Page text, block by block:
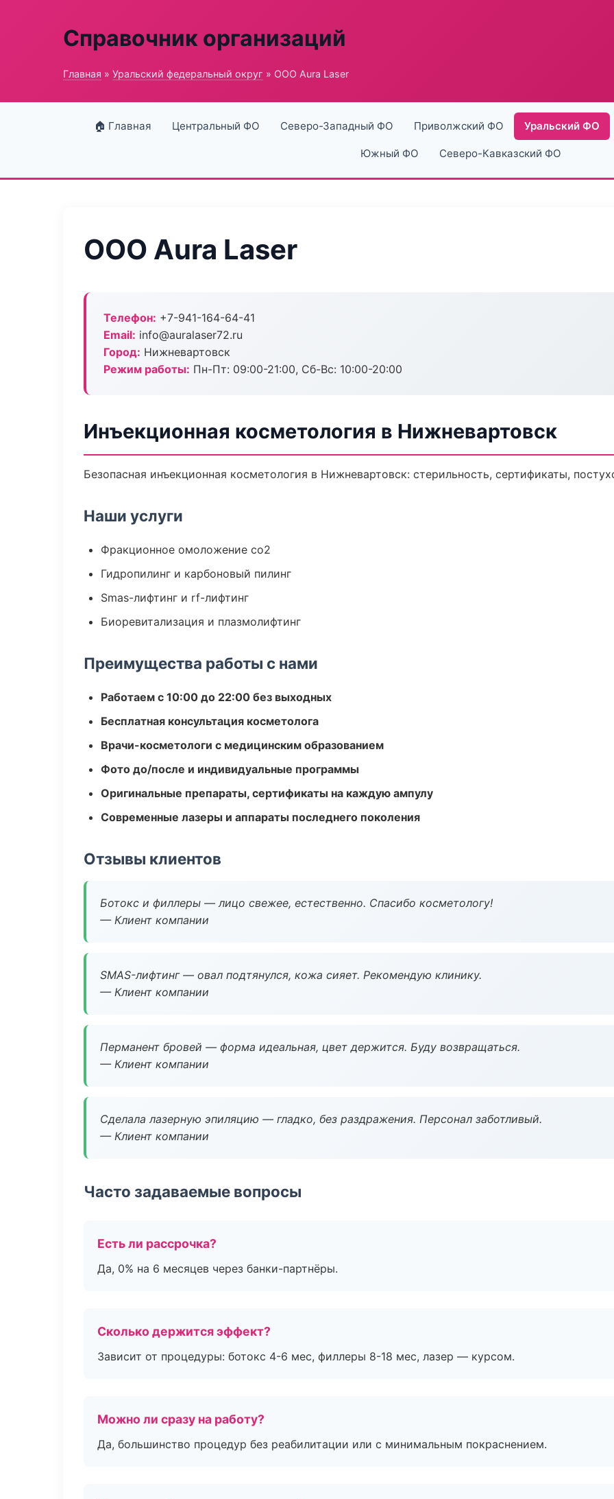
Справочник организаций
Главная » Уральский федеральный округ » ООО Aura Laser
🏠 Главная Центральный ФО Северо-Западный ФО Приволжский ФО Уральский ФО
Южный ФО Северо-Кавказский ФО
ООО Aura Laser
Телефон: +7-941-164-64-41
Email: info@auralaser72.ru
Город: Нижневартовск
Режим работы: Пн-Пт: 09:00-21:00, Сб-Вс: 10:00-20:00
Инъекционная косметология в Нижневартовск
Безопасная инъекционная косметология в Нижневартовск: стерильность, сертификаты,
Наши услуги
Фракционное омоложение co2
Гидропилинг и карбоновый пилинг
Smas-лифтинг и rf-лифтинг
Биоревитализация и плазмолифтинг
Преимущества работы с нами
Работаем с 10:00 до 22:00 без выходных
Бесплатная консультация косметолога
Врачи-косметологи с медицинским образованием
Фото до/после и индивидуальные программы
Оригинальные препараты, сертификаты на каждую ампулу
Современные лазеры и аппараты последнего поколения
Отзывы клиентов
Ботокс и филлеры — лицо свежее, естественно. Спасибо косметологу!
— Клиент компании
SMAS-лифтинг — овал подтянулся, кожа сияет. Рекомендую клинику.
— Клиент компании
Перманент бровей — форма идеальная, цвет держится. Буду возвращаться.
— Клиент компании
Сделала лазерную эпиляцию — гладко, без раздражения. Персонал заботливый.
— Клиент компании
Часто задаваемые вопросы
Есть ли рассрочка?
Да, 0% на 6 месяцев через банки-партнёры.
Сколько держится эффект?
Зависит от процедуры: ботокс 4-6 мес, филлеры 8-18 мес, лазер — курсом.
Можно ли сразу на работу?
Да, большинство процедур без реабилитации или с минимальным покраснением.